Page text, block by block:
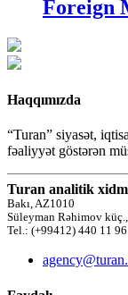
Foreign
Haqqımızda
“Turan” siyasət,
fəaliyyət göstərən
Turan analitik
Bakı, AZ1010
Süleyman Rəhimov
Tel.: (+99412) 440 11 96